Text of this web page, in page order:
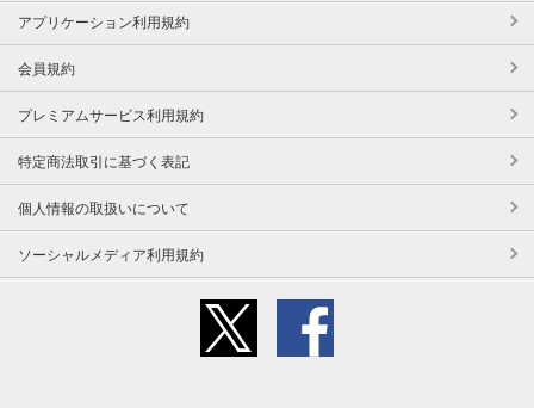
アプリケーション利用規約
会員規約
プレミアムサービス利用規約
特定商法取引に基づく表記
個人情報の取扱いについて
ソーシャルメディア利用規約